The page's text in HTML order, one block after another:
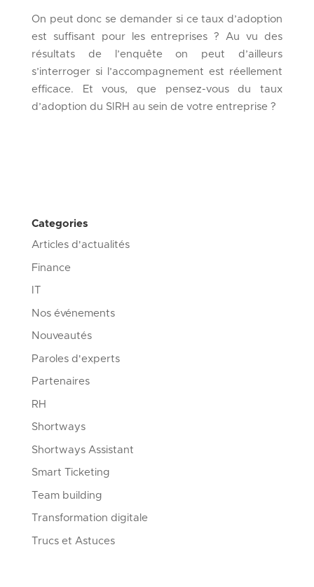
On peut donc se demander si ce taux d’adoption
est suffisant pour les entreprises ? Au vu des
résultats de l’enquête on peut d’ailleurs
s’interroger si l’accompagnement est réellement
efficace. Et vous, que pensez-vous du taux
d’adoption du SIRH au sein de votre entreprise ?
Categories
Articles d'actualités
Finance
Nos événements
Nouveautés
Paroles d'experts
Partenaires
RH
Shortways
Shortways Assistant
Smart Ticketing
Team building
Transformation digitale
Trucs et Astuces